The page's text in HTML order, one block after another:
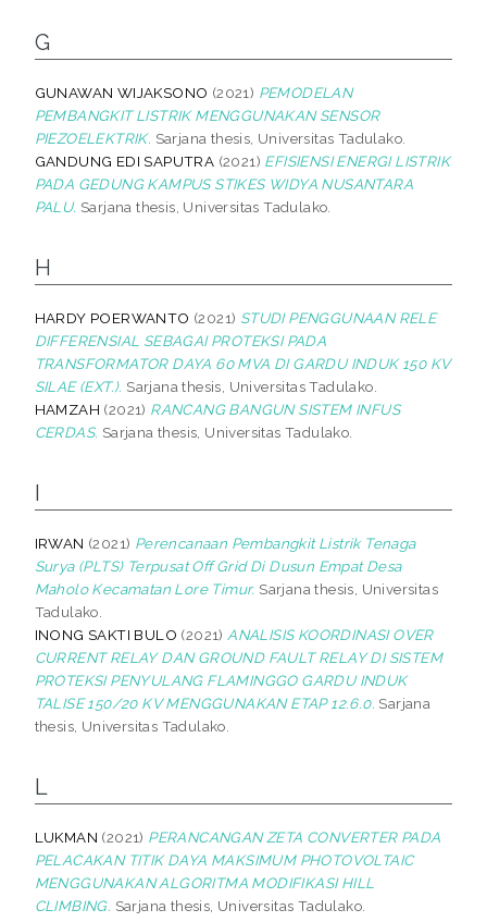
G
GUNAWAN WIJAKSONO (2021) PEMODELAN
PEMBANGKIT LISTRIK MENGGUNAKAN SENSOR
PIEZOELEKTRIK. Sarjana thesis, Universitas Tadulako.
GANDUNG EDI SAPUTRA (2021) EFISIENSI ENERGI LISTRIK
PADA GEDUNG KAMPUS STIKES WIDYA NUSANTARA
PALU. Sarjana thesis, Universitas Tadulako.
H
HARDY POERWANTO (2021) STUDI PENGGUNAAN RELE
DIFFERENSIAL SEBAGAI PROTEKSI PADA
TRANSFORMATOR DAYA 60 MVA DI GARDU INDUK 150 KV
SILAE (EXT.). Sarjana thesis, Universitas Tadulako.
HAMZAH (2021) RANCANG BANGUN SISTEM INFUS
CERDAS. Sarjana thesis, Universitas Tadulako.
I
IRWAN (2021) Perencanaan Pembangkit Listrik Tenaga
Surya (PLTS) Terpusat Off Grid Di Dusun Empat Desa
Maholo Kecamatan Lore Timur. Sarjana thesis, Universitas
Tadulako.
INONG SAKTI BULO (2021) ANALISIS KOORDINASI OVER
CURRENT RELAY DAN GROUND FAULT RELAY DI SISTEM
PROTEKSI PENYULANG FLAMINGGO GARDU INDUK
TALISE 150/20 KV MENGGUNAKAN ETAP 12.6.0. Sarjana
thesis, Universitas Tadulako.
L
LUKMAN (2021) PERANCANGAN ZETA CONVERTER PADA
PELACAKAN TITIK DAYA MAKSIMUM PHOTOVOLTAIC
MENGGUNAKAN ALGORITMA MODIFIKASI HILL
CLIMBING. Sarjana thesis, Universitas Tadulako.